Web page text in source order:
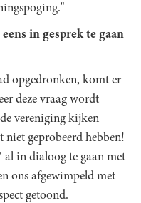
in gesprek te gaan
opgedronken, komt er
deze vraag wordt
vereniging kijken
niet geprobeerd hebben!
al in dialoog te gaan met
ons afgewimpeld met
getoond.